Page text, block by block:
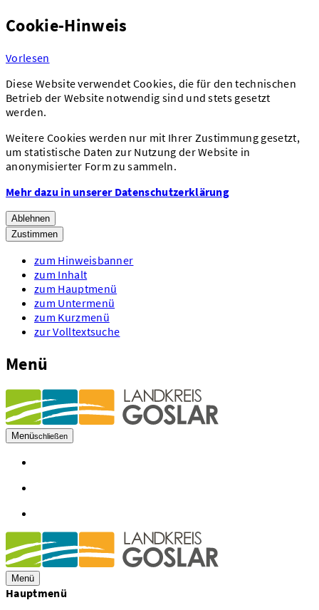
Cookie-Hinweis
Vorlesen
Diese Website verwendet Cookies, die für den technischen
Betrieb der Website notwendig sind und stets gesetzt
werden.
Weitere Cookies werden nur mit Ihrer Zustimmung gesetzt,
um statistische Daten zur Nutzung der Website in
anonymisierter Form zu sammeln.
Mehr dazu in unserer Datenschutzerklärung
Ablehnen
Zustimmen
zum Hinweisbanner
zum Inhalt
zum Hauptmenü
zum Untermenü
zum Kurzmenü
zur Volltextsuche
Menü
Menüschließen
Menü
Hauptmenü